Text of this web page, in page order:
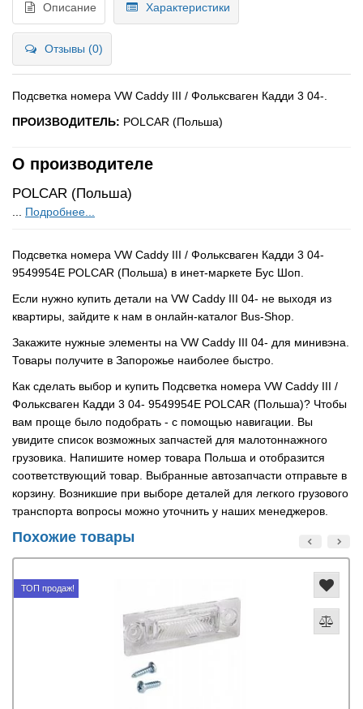
Описание Характеристики
Отзывы (0)
Подсветка номера VW Caddy III / Фольксваген Кадди 3 04-.
ПРОИЗВОДИТЕЛЬ: POLCAR (Польша)
О производителе
POLCAR (Польша)
Подробнее...
Подсветка номера VW Caddy III / Фольксваген Кадди 3 04-
9549954E POLCAR (Польша) в инет-маркете Бус Шоп.
Если нужно купить детали на VW Caddy III 04- не выходя из
квартиры, зайдите к нам в онлайн-каталог Bus-Shop.
Закажите нужные элементы на VW Caddy III 04- для минивэна.
Товары получите в Запорожье наиболее быстро.
Как сделать выбор и купить Подсветка номера VW Caddy III /
Фольксваген Кадди 3 04- 9549954E POLCAR (Польша)? Чтобы
вам проще было подобрать - с помощью навигации. Вы
увидите список возможных запчастей для малотоннажного
грузовика. Напишите номер товара Польша и отобразится
соответствующий товар. Выбранные автозапчасти отправьте в
корзину. Возникшие при выборе деталей для легкого грузового
транспорта вопросы можно уточнить у наших менеджеров.
Похожие товары
ТОП продаж!